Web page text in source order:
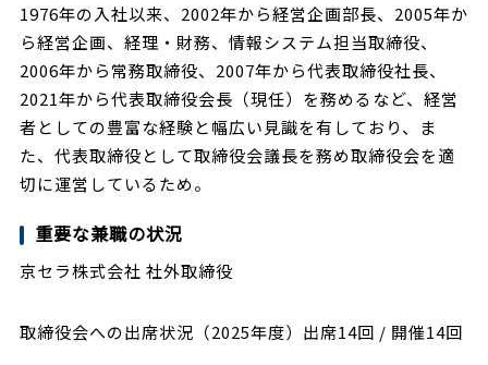
1976年の入社以来、2002年から経営企画部長、2005年か
ら経営企画、経理・財務、情報システム担当取締役、
2006年から常務取締役、2007年から代表取締役社長、
2021年から代表取締役会長（現任）を務めるなど、経営
者としての豊富な経験と幅広い見識を有しており、ま
た、代表取締役として取締役会議長を務め取締役会を適
切に運営しているため。
重要な兼職の状況
京セラ株式会社 社外取締役
取締役会への出席状況（2025年度）出席14回 / 開催14回